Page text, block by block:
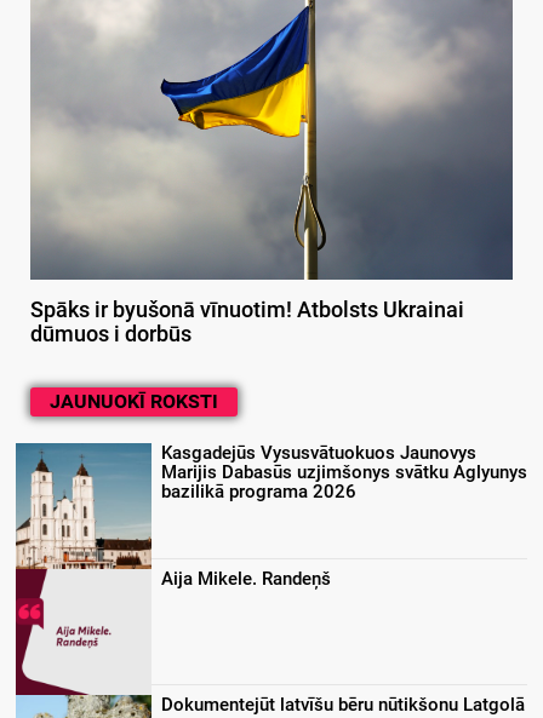
Spāks ir byušonā vīnuotim! Atbolsts Ukrainai
dūmuos i dorbūs
JAUNUOKĪ ROKSTI
Kasgadejūs Vysusvātuokuos Jaunovys
Marijis Dabasūs uzjimšonys svātku Aglyunys
bazilikā programa 2026
Aija Mikele. Randeņš
Dokumentejūt latvīšu bēru nūtikšonu Latgolā